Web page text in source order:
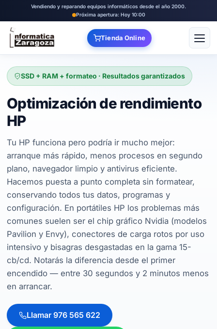
Vendiendo y reparando equipos informáticos desde el año 2000.
Próxima apertura: Hoy 10:00
Tienda Online Abrir
SSD + RAM + formateo · Resultados garantizados
Optimización de rendimiento
HP
Tu HP funciona pero podría ir mucho mejor:
arranque más rápido, menos procesos en segundo
plano, navegador limpio y antivirus eficiente.
Hacemos puesta a punto completa sin formatear,
conservando todos tus datos, programas y
configuración. En portátiles HP los problemas más
comunes suelen ser el chip gráfico Nvidia (modelos
Pavilion y Envy), conectores de carga rotos por uso
intensivo y bisagras desgastadas en la gama 15-
cb/cd. Notarás la diferencia desde el primer
encendido — entre 30 segundos y 2 minutos menos
en arrancar.
Llamar 976 565 622